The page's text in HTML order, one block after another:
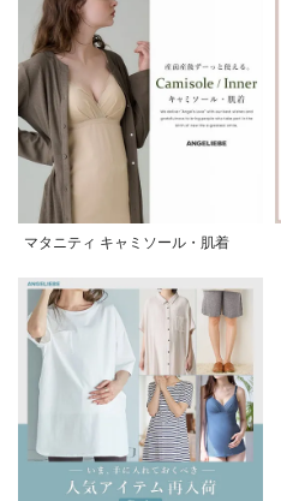
マタニティ キャミソール・肌着